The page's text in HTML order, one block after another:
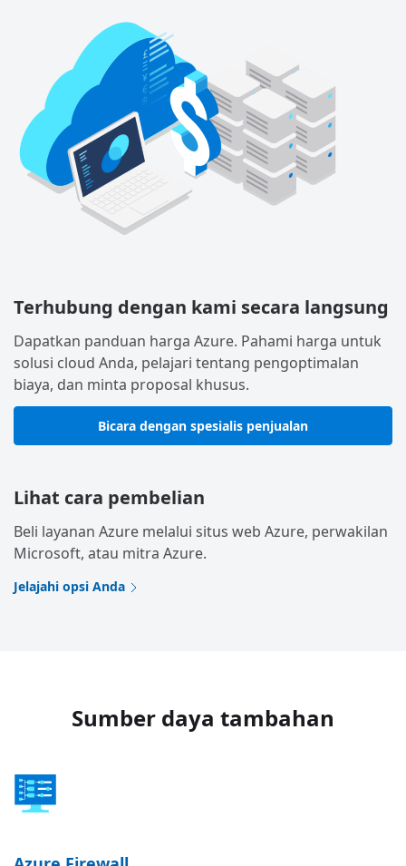
Terhubung dengan kami secara langsung
Dapatkan panduan harga Azure. Pahami harga untuk
solusi cloud Anda, pelajari tentang pengoptimalan
biaya, dan minta proposal khusus.
Bicara dengan spesialis penjualan
Lihat cara pembelian
Beli layanan Azure melalui situs web Azure, perwakilan
Microsoft, atau mitra Azure.
Jelajahi opsi Anda
Sumber daya tambahan